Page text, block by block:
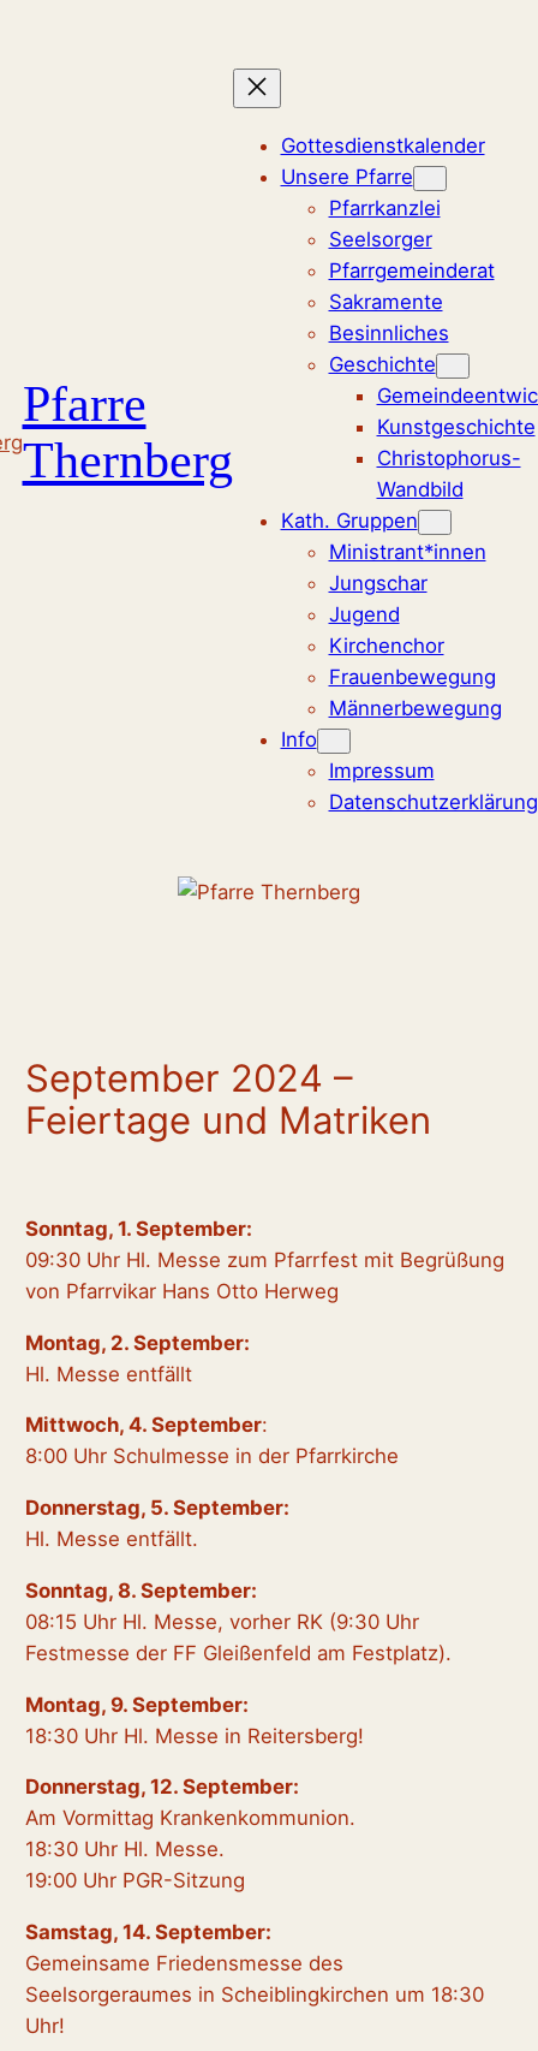
Pfarre
Thernberg
Gottesdienstkalender
Unsere Pfarre
Pfarrkanzlei
Seelsorger
Pfarrgemeinderat
Sakramente
Besinnliches
Geschichte
Kunstgeschichte
Christophorus-
Wandbild
Kath. Gruppen
Ministrant*innen
Jungschar
Jugend
Kirchenchor
Frauenbewegung
Männerbewegung
Info
Impressum
Datenschutzerklärung
September 2024 –
Feiertage und Matriken
Sonntag, 1. September:
09:30 Uhr Hl. Messe zum Pfarrfest mit Begrüßung
von Pfarrvikar Hans Otto Herweg
Montag, 2. September:
Hl. Messe entfällt
Mittwoch, 4. September:
8:00 Uhr Schulmesse in der Pfarrkirche
Donnerstag, 5. September:
Hl. Messe entfällt.
Sonntag, 8. September:
08:15 Uhr Hl. Messe, vorher RK (9:30 Uhr
Festmesse der FF Gleißenfeld am Festplatz).
Montag, 9. September:
18:30 Uhr Hl. Messe in Reitersberg!
Donnerstag, 12. September:
Am Vormittag Krankenkommunion.
18:30 Uhr Hl. Messe.
19:00 Uhr PGR-Sitzung
Samstag, 14. September:
Gemeinsame Friedensmesse des
Seelsorgeraumes in Scheiblingkirchen um 18:30
Uhr!